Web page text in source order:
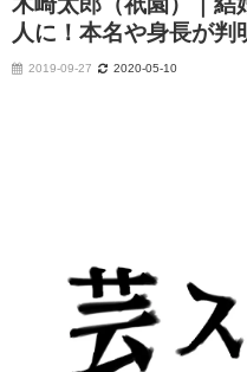
人に！本名や身長が判
2019-09-27 2020-05-10